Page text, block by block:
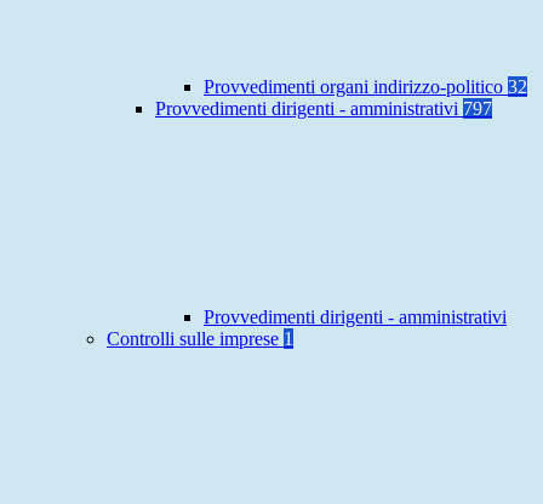
Provvedimenti organi indirizzo-politico 32
Provvedimenti dirigenti - amministrativi 797
Provvedimenti dirigenti - amministrativi
Controlli sulle imprese 1